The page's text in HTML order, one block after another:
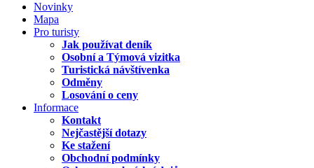
Novinky
Mapa
Pro turisty
Jak používat deník
Osobní a Týmová vizitka
Turistická návštívenka
Odměny
Losování o ceny
Informace
Kontakt
Nejčastější dotazy
Ke stažení
Obchodní podmínky